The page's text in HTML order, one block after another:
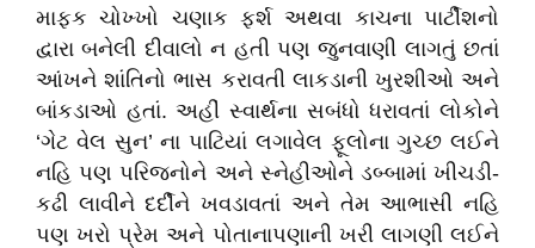
માફક ચોખ્ખો ચણાક ફર્શ અથવા કાચના પાર્ટીશનો
દ્વારા બનેલી દીવાલો ન હતી પણ જુનવાણી લાગતું છતાં
આંખને શાંતિનો ભાસ કરાવતી લાકડાની ખુરશીઓ અને
બાંકડાઓ હતાં. અહીં સ્વાર્થના સબંધો ધરાવતાં લોકોને
‘ગેટ વેલ સુન’ ના પાટિયાં લગાવેલ ફૂલોના ગુચ્છ લઈને
નહિ પણ પરિજનોને અને સ્નેહીઓને ડબ્બામાં ખીચડી-
કઢી લાવીને દર્દીને ખવડાવતાં અને તેમ આભાસી નહિ
પણ ખરો પ્રેમ અને પોતાનાપણાની ખરી લાગણી લઈને